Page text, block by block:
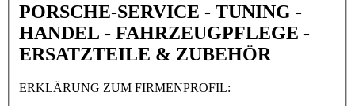
PORSCHE-SERVICE - TUNING -
HANDEL - FAHRZEUGPFLEGE -
ERSATZTEILE & ZUBEHÖR
ERKLÄRUNG ZUM FIRMENPROFIL: